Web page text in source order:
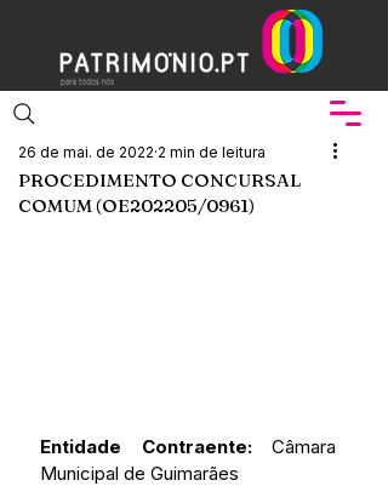
PROCEDIMENTO CONCURSAL
COMUM (OE202205/0961)
26 de mai. de 2022 2 min de leitura
Entidade Contraente: Câmara
Municipal de Guimarães